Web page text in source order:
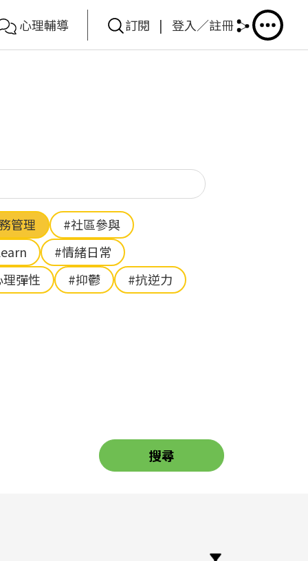
心理輔導 訂閱 | 登入／註冊
管理
#社區參與
#情緒日常
彈性
#抑鬱 #抗逆力